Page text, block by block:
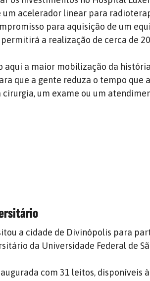
um acelerador linear para
para aquisição de um
a realização de cerca de
aqui a maior mobilização da
que a gente reduza o tempo que
um exame ou um
a cidade de Divinópolis para
da Universidade Federal de
com 31 leitos, disponíveis